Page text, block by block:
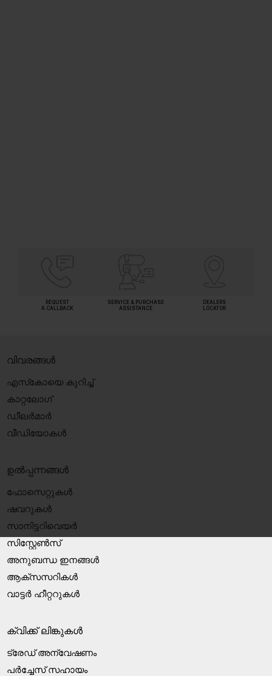
REQUEST
A CALLBACK
SERVICE & PURCHASE
ASSISTANCE
DEALERS
LOCATOR
വിവരങ്ങൾ
എസ്‍കോയെ കുറിച്ച്
കാറ്റലോഗ്
ഡീലർമാർ
വീഡിയോകൾ
ഉൽപ്പന്നങ്ങൾ
ഫോസെറ്റുകൾ
ഷവറുകൾ
സാനിട്ടറിവെയർ
സിസ്റ്റേൺസ്
അനുബന്ധ ഇനങ്ങൾ
ആക്‌സസറികൾ
വാട്ടർ ഹീറ്ററുകൾ
ക്വിക്ക് ലിങ്കുകൾ
ട്രേഡ് അന്വേഷണം
പർച്ചേസ് സഹായം